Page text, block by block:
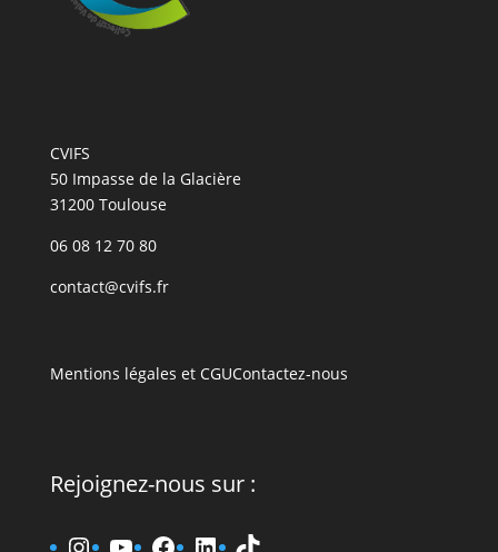
CVIFS
50 Impasse de la Glacière
31200 Toulouse
06 08 12 70 80
contact@cvifs.fr
Mentions légales et CGUContactez-nous
Rejoignez-nous sur :